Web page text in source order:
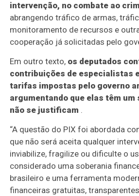
intervenção, no combate ao
abrangendo tráfico de armas,
monitoramento de recursos e
cooperação já solicitadas pelo
Em outro texto, os deputados
contribuições de especialistas
tarifas impostas pelo governo
argumentando que elas têm
não se justificam .
“A questão do PIX foi abordada
que não será aceita qualquer
inviabilize, fragilize ou dificulte o
considerado uma soberania
brasileiro e uma ferramenta
financeiras gratuitas,